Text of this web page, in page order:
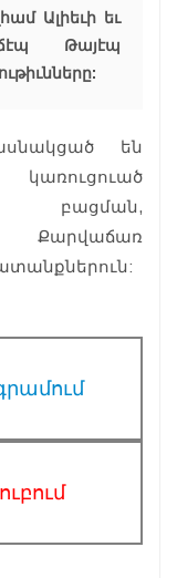
Ալիեւի եւ
Թայէպ
են
բացման,
Քարվաճառ